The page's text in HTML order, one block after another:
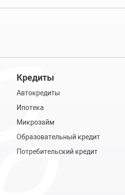
Кредиты
Автокредиты
Ипотека
Микрозайм
Образовательный кредит
Потребительский кредит